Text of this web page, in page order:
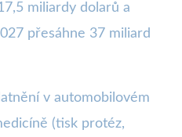
miliardy dolarů a
přesáhne 37 miliard
v automobilovém
(tisk protéz,